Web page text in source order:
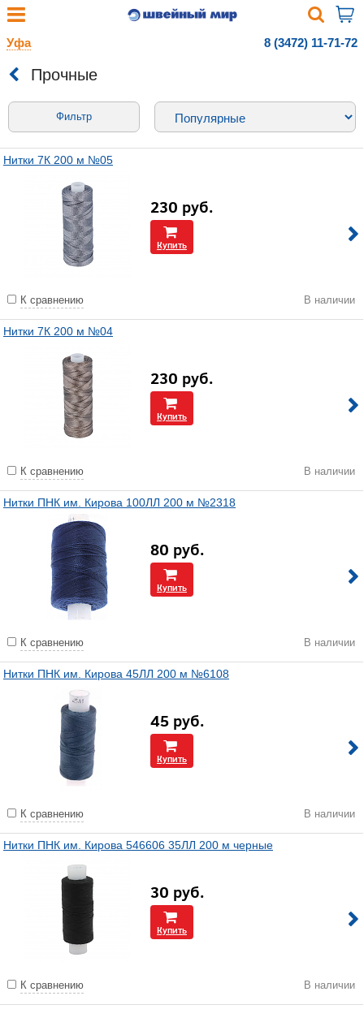
Уфа 8 (3472) 11-71-72
Прочные
Фильтр
Нитки 7К 200 м №05
230 руб.
Купить
К сравнению В наличии
Нитки 7К 200 м №04
230 руб.
Купить
К сравнению В наличии
Нитки ПНК им. Кирова 100ЛЛ 200 м №2318
80 руб.
Купить
К сравнению В наличии
Нитки ПНК им. Кирова 45ЛЛ 200 м №6108
45 руб.
Купить
К сравнению В наличии
Нитки ПНК им. Кирова 546606 35ЛЛ 200 м черные
30 руб.
Купить
К сравнению В наличии